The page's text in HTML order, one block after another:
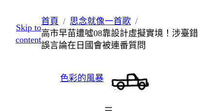
至
主
Skip to
content
首頁
思念就像一首歌
高市早苗遭噓08靠設計虛擬實境！涉臺錯
誤言論在日國會被連番質問
色彩的風暴